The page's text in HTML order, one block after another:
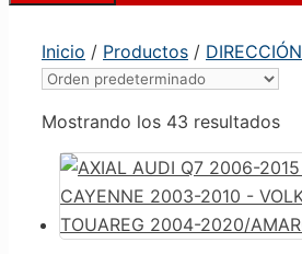
Inicio / Productos / DIRECCIÓN
Mostrando los 43 resultados